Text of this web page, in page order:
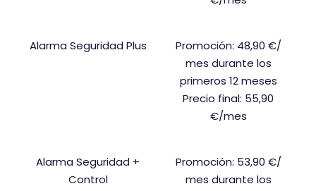
Alarma Seguridad Plus
Promoción: 48,90 €/
mes durante los
primeros 12 meses
Precio final: 55,90
€/mes
Alarma Seguridad +
Control
Promoción: 53,90 €/
mes durante los